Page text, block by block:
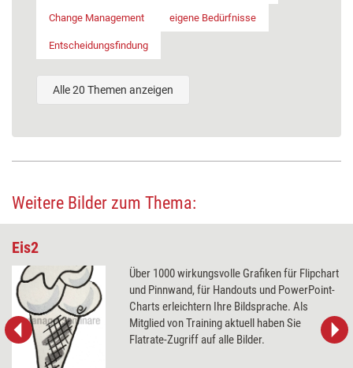
Change Management eigene Bedürfnisse
Entscheidungsfindung
Alle 20 Themen anzeigen
Weitere Bilder zum Thema:
Eis2
Über 1000 wirkungsvolle Grafiken für Flipchart
und Pinnwand, für Handouts und PowerPoint-
Charts erleichtern Ihre Bildsprache. Als
Mitglied von Training aktuell haben Sie
Flatrate-Zugriff auf alle Bilder.